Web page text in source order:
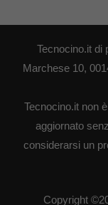
Tecnocino.it di
Marchese 10,
Tecnocino.it non
aggiornato
considerarsi un
Copyright